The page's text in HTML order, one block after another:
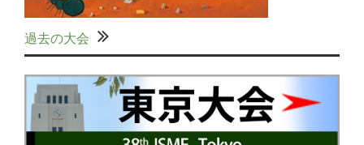
過去の大会